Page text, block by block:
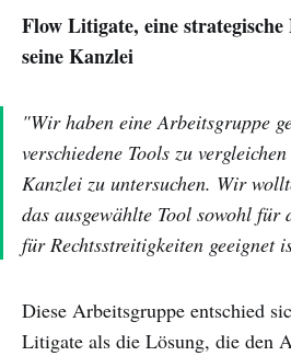
Flow Litigate, eine
seine Kanzlei
"Wir haben eine Arbeitsgruppe
verschiedene Tools zu
Kanzlei zu untersuchen. Wir
das ausgewählte Tool sowohl für
für Rechtsstreitigkeiten geeignet
Diese Arbeitsgruppe entschied
Litigate als die Lösung, die den